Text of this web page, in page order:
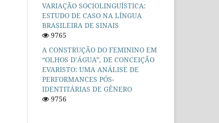
VARIAÇÃO SOCIOLINGUÍSTICA:
ESTUDO DE CASO NA LÍNGUA
BRASILEIRA DE SINAIS
9765
A CONSTRUÇÃO DO FEMININO EM
“OLHOS D’ÁGUA”, DE CONCEIÇÃO
EVARISTO: UMA ANÁLISE DE
PERFORMANCES PÓS-
IDENTITÁRIAS DE GÊNERO
9756